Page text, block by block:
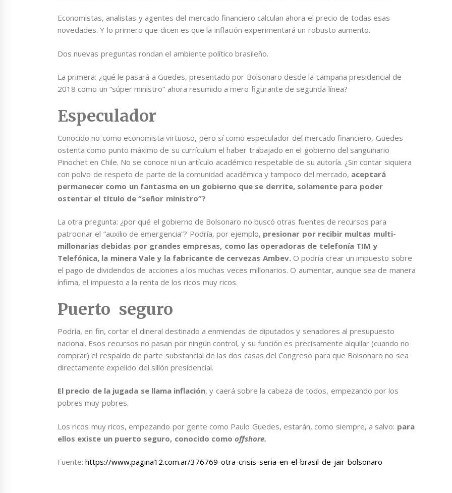
Economistas, analistas y agentes del mercado financiero calculan ahora el precio de todas esas
novedades. Y lo primero que dicen es que la inflación experimentará un robusto aumento.
Dos nuevas preguntas rondan el ambiente político brasileño.
La primera: ¿qué le pasará a Guedes, presentado por Bolsonaro desde la campaña presidencial de
2018 como un “súper ministro” ahora resumido a mero figurante de segunda línea?
Especulador
Conocido no como economista virtuoso, pero sí como especulador del mercado financiero, Guedes
ostenta como punto máximo de su currículum el haber trabajado en el gobierno del sanguinario
Pinochet en Chile. No se conoce ni un artículo académico respetable de su autoría. ¿Sin contar siquiera
con polvo de respeto de parte de la comunidad académica y tampoco del mercado, aceptará
permanecer como un fantasma en un gobierno que se derrite, solamente para poder
ostentar el título de “señor ministro”?
La otra pregunta: ¿por qué el gobierno de Bolsonaro no buscó otras fuentes de recursos para
patrocinar el “auxilio de emergencia”? Podría, por ejemplo, presionar por recibir multas multi-
millonarias debidas por grandes empresas, como las operadoras de telefonía TIM y
Telefónica, la minera Vale y la fabricante de cervezas Ambev. O podría crear un impuesto sobre
el pago de dividendos de acciones a los muchas veces millonarios. O aumentar, aunque sea de manera
ínfima, el impuesto a la renta de los ricos muy ricos.
Puerto seguro
Podría, en fin, cortar el dineral destinado a enmiendas de diputados y senadores al presupuesto
nacional. Esos recursos no pasan por ningún control, y su función es precisamente alquilar (cuando no
comprar) el respaldo de parte substancial de las dos casas del Congreso para que Bolsonaro no sea
directamente expelido del sillón presidencial.
El precio de la jugada se llama inflación, y caerá sobre la cabeza de todos, empezando por los
pobres muy pobres.
Los ricos muy ricos, empezando por gente como Paulo Guedes, estarán, como siempre, a salvo: para
ellos existe un puerto seguro, conocido comooffshore.
Fuente:https://www.pagina12.com.ar/376769-otra-crisis-seria-en-el-brasil-de-jair-bolsonaro